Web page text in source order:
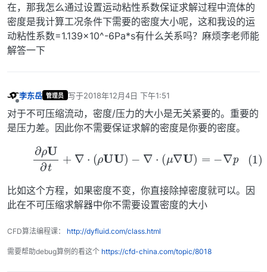
在，那我怎么通过设置运动粘性系数保证求解过程中流体的
密度是我计算工况条件下需要的密度大小呢，这和我设的运
动粘性系数=1.139×10^-6Pa*s有什么关系吗？麻烦李老师能
解答一下
李东岳 管理员 写于2018年12月4日 下午1:51
最后由 编辑
对于不可压缩流动，密度/压力的大小是无关紧要的。重要的
是压力差。因此你不需要保证求解的密度是你要的密度。
∂ρU∂t +∇⋅(ρ UU) −∇⋅(μ∇ U) =−∇ p
比如这个方程，如果密度不变，你直接除掉密度就可以。因
此在不可压缩求解器中你不需要设置密度的大小
CFD算法编程课： http://dyfluid.com/class.html
需要帮助debug算例的看这个 https://cfd-china.com/topic/8018